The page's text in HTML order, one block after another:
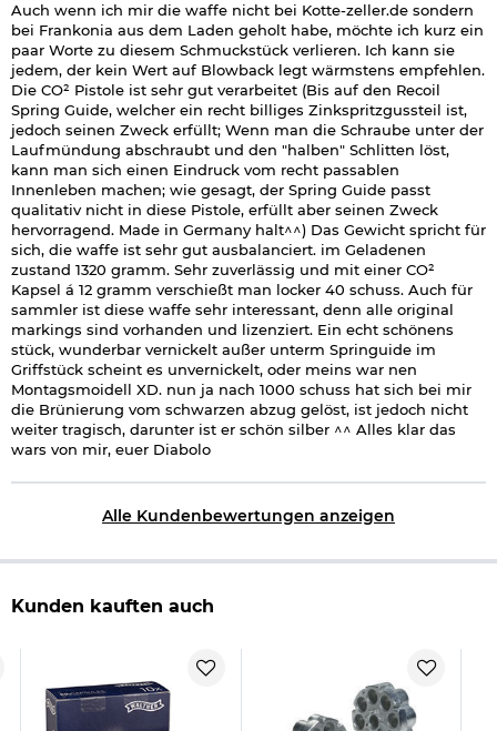
Auch wenn ich mir die waffe nicht bei Kotte-zeller.de sondern
bei Frankonia aus dem Laden geholt habe, möchte ich kurz ein
paar Worte zu diesem Schmuckstück verlieren. Ich kann sie
jedem, der kein Wert auf Blowback legt wärmstens empfehlen.
Die CO² Pistole ist sehr gut verarbeitet (Bis auf den Recoil
Spring Guide, welcher ein recht billiges Zinkspritzgussteil ist,
jedoch seinen Zweck erfüllt; Wenn man die Schraube unter der
Laufmündung abschraubt und den "halben" Schlitten löst,
kann man sich einen Eindruck vom recht passablen
Innenleben machen; wie gesagt, der Spring Guide passt
qualitativ nicht in diese Pistole, erfüllt aber seinen Zweck
hervorragend. Made in Germany halt^^) Das Gewicht spricht für
sich, die waffe ist sehr gut ausbalanciert. im Geladenen
zustand 1320 gramm. Sehr zuverlässig und mit einer CO²
Kapsel á 12 gramm verschießt man locker 40 schuss. Auch für
sammler ist diese waffe sehr interessant, denn alle original
markings sind vorhanden und lizenziert. Ein echt schönens
stück, wunderbar vernickelt außer unterm Springuide im
Griffstück scheint es unvernickelt, oder meins war nen
Montagsmoidell XD. nun ja nach 1000 schuss hat sich bei mir
die Brünierung vom schwarzen abzug gelöst, ist jedoch nicht
weiter tragisch, darunter ist er schön silber ^^ Alles klar das
wars von mir, euer Diabolo
Alle Kundenbewertungen anzeigen
Kunden kauften auch